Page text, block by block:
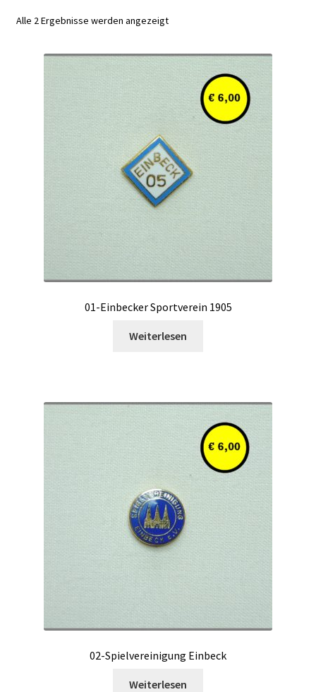
Alle 2 Ergebnisse werden angezeigt
01-Einbecker Sportverein 1905
Weiterlesen
02-Spielvereinigung Einbeck
Weiterlesen